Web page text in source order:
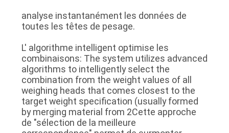
analyse instantanément les données de
toutes les têtes de pesage.
L' algorithme intelligent optimise les
combinaisons: The system utilizes advanced
algorithms to intelligently select the
combination from the weight values of all
weighing heads that comes closest to the
target weight specification (usually formed
by merging material from 2Cette approche
de "sélection de la meilleure